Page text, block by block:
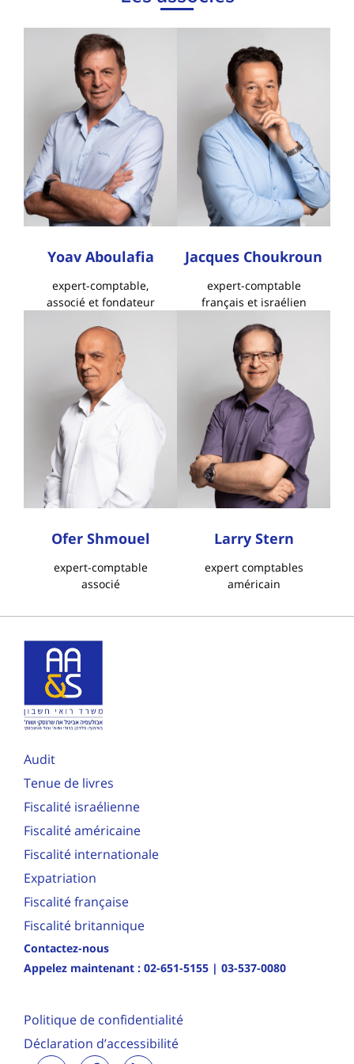
Yoav Aboulafia
expert-comptable,
associé et fondateur
Jacques Choukroun
expert-comptable
français et israélien
Ofer Shmouel
expert-comptable
associé
Larry Stern
expert comptables
américain
Audit
Tenue de livres
Fiscalité israélienne
Fiscalité américaine
Fiscalité internationale
Expatriation
Fiscalité française
Fiscalité britannique
Contactez-nous
Appelez maintenant : 02-651-5155 | 03-537-0080
Politique de confidentialité
Déclaration d’accessibilité